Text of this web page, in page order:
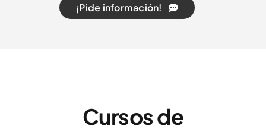
¡Pide información!
Cursos de